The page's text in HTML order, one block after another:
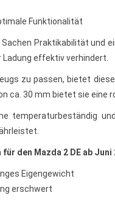
Funktionalität
Praktikabilität und
effektiv verhindert.
zu passen, bietet
ca. 30 mm bietet sie
temperaturbeständig
den Mazda 2 DE ab
Eigengewicht
erschwert